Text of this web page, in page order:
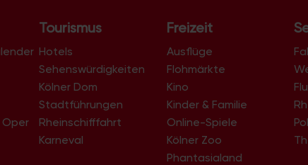
Oper
Tourismus
Hotels
Sehenswürdigkeiten
Kölner Dom
Stadtführungen
Rheinschifffahrt
Karneval
Freizeit
Ausflüge
Flohmärkte
Kino
Kinder & Familie
Online-Spiele
Kölner Zoo
Phantasialand